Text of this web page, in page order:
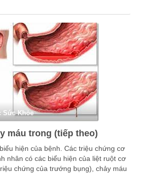
Sức Khỏe
máu trong (tiếp theo)
hiện của bệnh. Các triệu chứng cơ
nhân có các biểu hiện của liệt ruột cơ
chứng của trướng bụng), chảy máu